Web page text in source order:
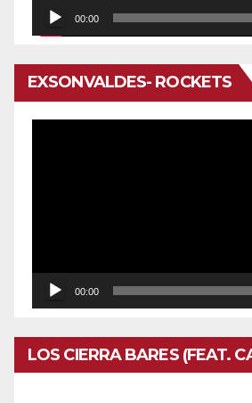
00:00
EXSONVALDES- ROCKETS
00:00
LOS CIERRA BARES (FEAT.